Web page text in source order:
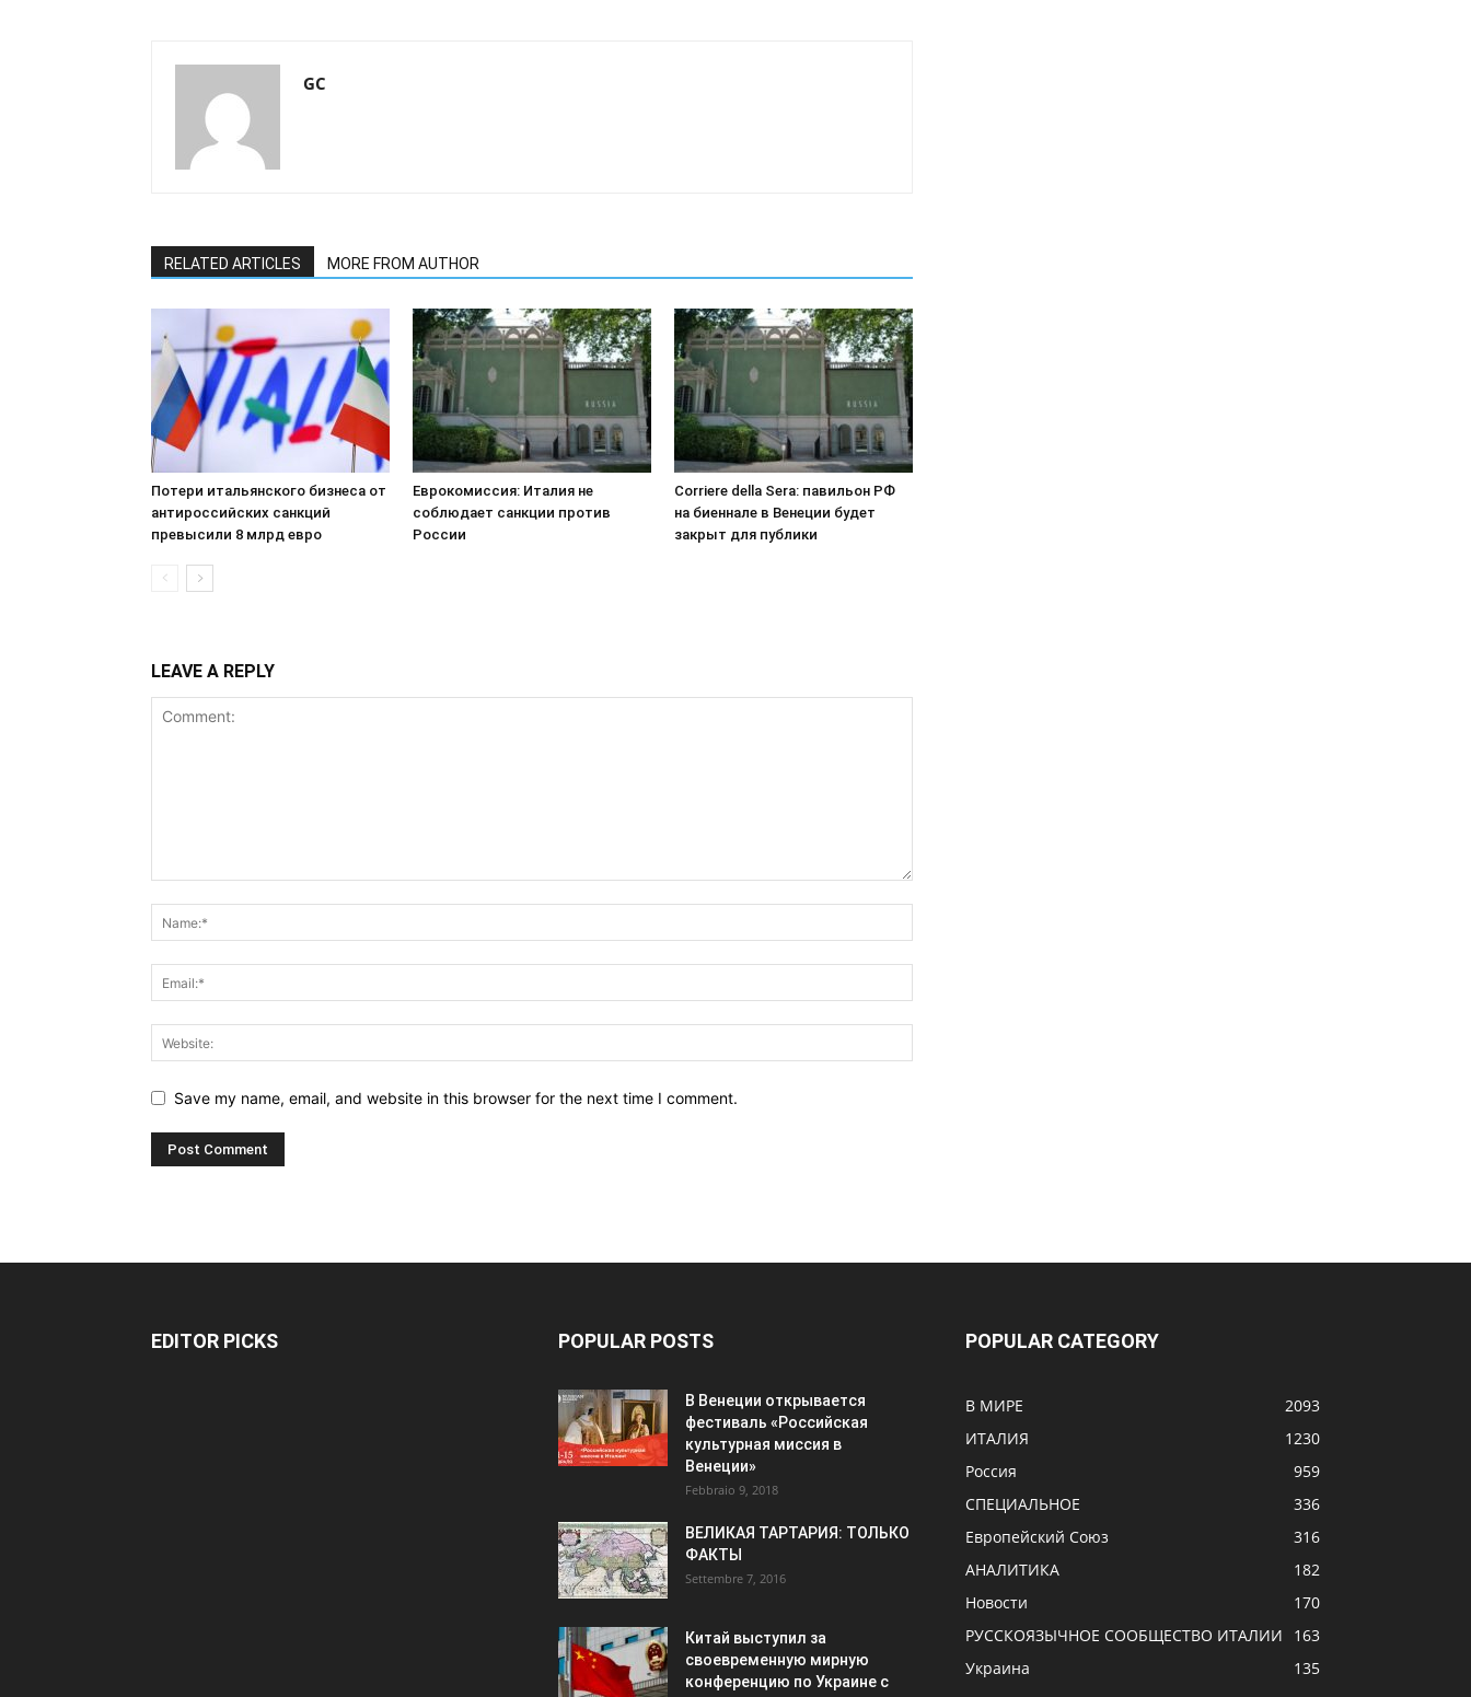
GC
RELATED ARTICLES MORE FROM AUTHOR
Потери итальянского бизнеса от
антироссийских санкций
превысили 8 млрд евро
Еврокомиссия: Италия не
соблюдает санкции против
России
Corriere della Sera: павильон РФ
на биеннале в Венеции будет
закрыт для публики
LEAVE A REPLY
Save my name, email, and website in this browser for the next time I comment.
EDITOR PICKS POPULAR POSTS
В Венеции открывается
фестиваль «Российская
культурная миссия в
Венеции»
Febbraio 9, 2018
ВЕЛИКАЯ ТАРТАРИЯ: ТОЛЬКО
ФАКТЫ
Settembre 7, 2016
Китай выступил за
своевременную мирную
конференцию по Украине с
POPULAR CATEGORY
В МИРЕ
2093
ИТАЛИЯ
1230
Россия
959
СПЕЦИАЛЬНОЕ
336
Европейский Союз
316
АНАЛИТИКА
182
Новости
170
РУССКОЯЗЫЧНОЕ CООБЩЕСТВО ИТАЛИИ
163
Украина
135